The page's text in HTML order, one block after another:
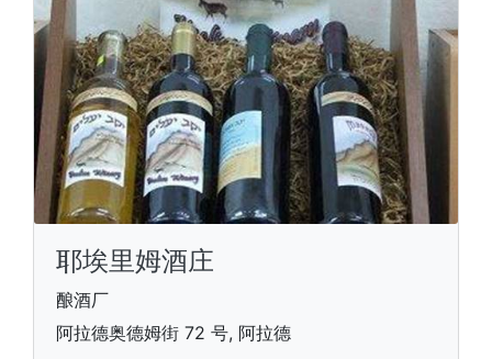
耶埃里姆酒庄
酿酒厂
阿拉德奥德姆街 72 号, 阿拉德